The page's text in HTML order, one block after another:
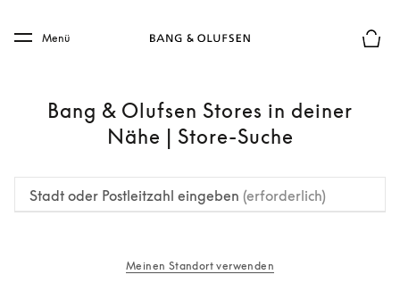
Skip to main footer
Menü
Bang & Olufsen Stores in deiner
Nähe | Store-Suche
Stadt oder Postleitzahl eingeben (erforderlich)
Meinen Standort verwenden